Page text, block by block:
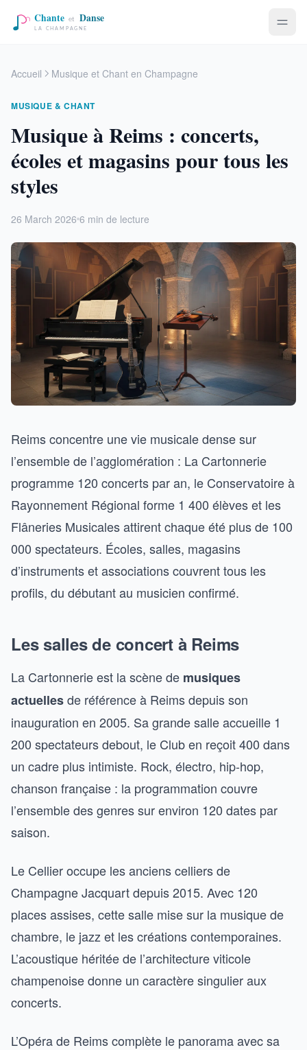
Accueil Musique et Chant en Champagne
MUSIQUE & CHANT
Musique à Reims : concerts,
écoles et magasins pour tous les
styles
26 March 2026 6 min de lecture
Reims concentre une vie musicale dense sur
l’ensemble de l’agglomération : La Cartonnerie
programme 120 concerts par an, le Conservatoire à
Rayonnement Régional forme 1 400 élèves et les
Flâneries Musicales attirent chaque été plus de 100
000 spectateurs. Écoles, salles, magasins
d’instruments et associations couvrent tous les
profils, du débutant au musicien confirmé.
Les salles de concert à Reims
La Cartonnerie est la scène de musiques
actuellesde référence à Reims depuis son
inauguration en 2005. Sa grande salle accueille 1
200 spectateurs debout, le Club en reçoit 400 dans
un cadre plus intimiste. Rock, électro, hip-hop,
chanson française : la programmation couvre
l’ensemble des genres sur environ 120 dates par
saison.
Le Cellier occupe les anciens celliers de
Champagne Jacquart depuis 2015. Avec 120
places assises, cette salle mise sur la musique de
chambre, le jazz et les créations contemporaines.
L’acoustique héritée de l’architecture viticole
champenoise donne un caractère singulier aux
concerts.
L’Opéra de Reims complète le panorama avec sa